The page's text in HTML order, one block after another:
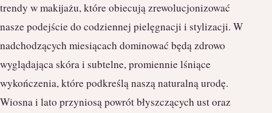
trendy w makijażu, które obiecują zrewolucjonizować
nasze podejście do codziennej pielęgnacji i stylizacji. W
nadchodzących miesiącach dominować będą zdrowo
wyglądająca skóra i subtelne, promiennie lśniące
wykończenia, które podkreślą naszą naturalną urodę.
Wiosna i lato przyniosą powrót błyszczących ust oraz